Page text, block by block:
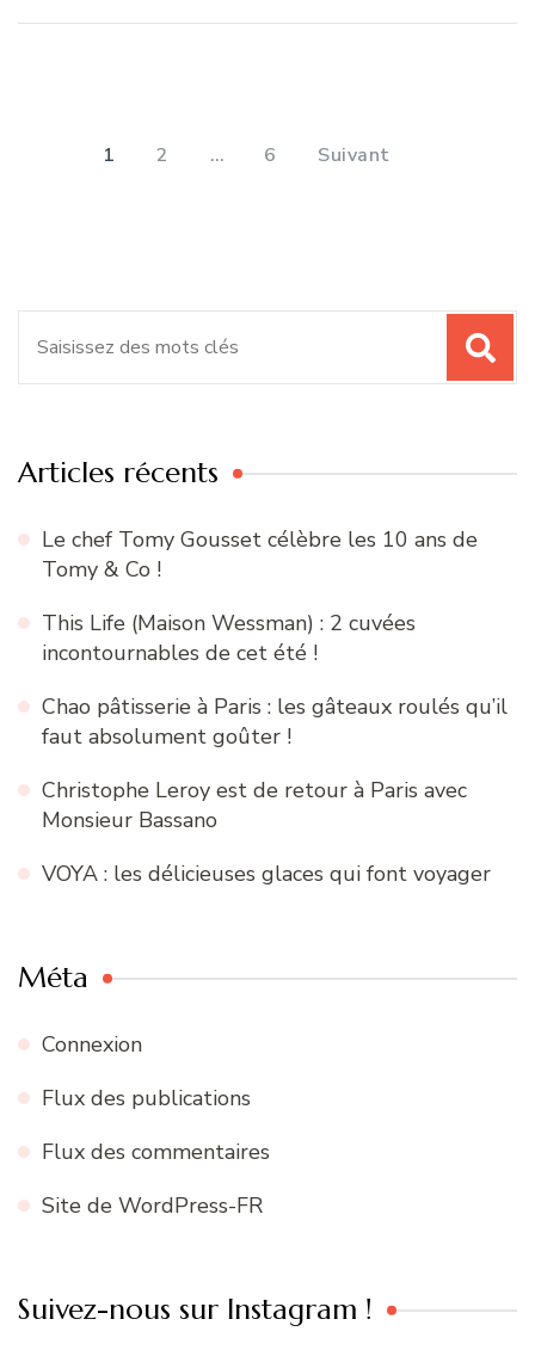
publications
PAGE
1 PAGE
2 … PAGE
6 Suivant
Articles récents
Le chef Tomy Gousset célèbre les 10 ans de
Tomy & Co !
This Life (Maison Wessman) : 2 cuvées
incontournables de cet été !
Chao pâtisserie à Paris : les gâteaux roulés qu’il
faut absolument goûter !
Christophe Leroy est de retour à Paris avec
Monsieur Bassano
VOYA : les délicieuses glaces qui font voyager
Méta
Connexion
Flux des publications
Flux des commentaires
Site de WordPress-FR
Suivez-nous sur Instagram !